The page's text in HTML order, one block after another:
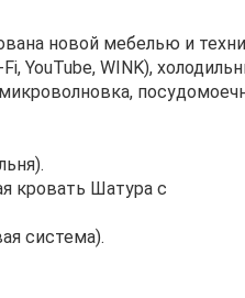
новой мебелью и
YouTube, WINK),
кровать Шатура с
система).